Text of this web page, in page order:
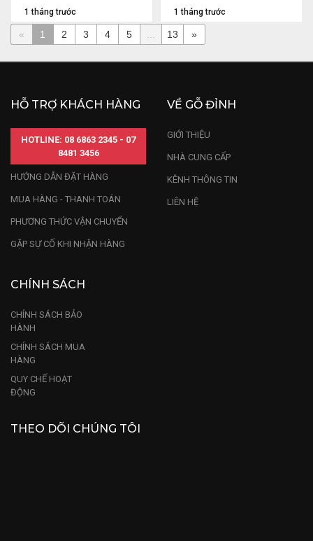
1 tháng trước 1 tháng trước
« 1 2 3 4 5 ... 13 »
HỖ TRỢ KHÁCH HÀNG
HOTLINE: 08 6863 2345 - 07
8481 3456
HƯỚNG DẪN ĐẶT HÀNG
MUA HÀNG - THANH TOÁN
PHƯƠNG THỨC VẬN CHUYỂN
GẶP SỰ CỐ KHI NHẬN HÀNG
VỀ GỖ ĐỈNH
GIỚI THIỆU
NHÀ CUNG CẤP
KÊNH THÔNG TIN
LIÊN HỆ
CHÍNH SÁCH
CHÍNH SÁCH BẢO
HÀNH
CHÍNH SÁCH MUA
HÀNG
QUY CHẾ HOẠT
ĐỘNG
THEO DÕI CHÚNG TÔI